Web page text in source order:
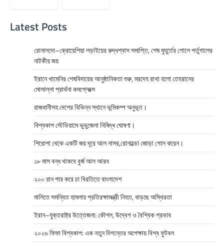
Latest Posts
রোনালদো–ক্রোয়েশিয়া লড়াইয়ের রুদ্ধশ্বাস সমাপ্তি, শেষ মুহূর্তের গোলে পর্তুগালের
নাটকীয় জয়
ইরানে খামেনির শেষবিদায়ের আনুষ্ঠানিকতা শুরু, মরদেহ রাখা হলো তেহরানের
মোসাল্লা প্রার্থনা কমপ্লেক্সে
রাজধানীসহ দেশের বিভিন্ন স্থানে ভূমিকম্প অনুভূত।
বিশ্বকাপ স্টেডিয়ামে ভুভুজেলা নিষিদ্ধ ঘোষণা।
শিরোপা থেকে একটি জয় দূরে আল নাসর,রোনাল্ডো জোড়া গোল করেন।
১৮ মাস বন্ধ থাকবে বুর্জ আল আরব
২০০ রান পার করে চা বিরতিতে বাংলাদেশ
মালিতে সমন্বিত হামলায় প্রতিরক্ষামন্ত্রী নিহত, বাড়ছে অস্থিরতা
ইরান–যুক্তরাষ্ট্র উত্তেজনা: কৌশল, উদ্বেগ ও বৈশ্বিক প্রভাব
২০২৬ ফিফা বিশ্বকাপ: এক নতুন দিগন্তের অপেক্ষায় বিশ্ব ফুটবল